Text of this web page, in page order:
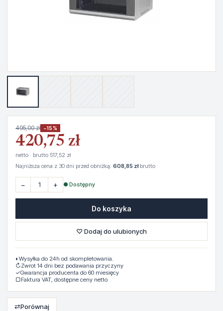
495,00 zł −15%
420,75 zł
netto · brutto 517,52 zł
Najniższa cena z 30 dni przed obniżką: 608,85 złbrutto
− + ● Dostępny
Do koszyka
♡ Dodaj do ulubionych
◐ Wysyłka do 24h od skompletowania.
↻Zwrot 14 dni bez podawania przyczyny
✓Gwarancja producenta do 60 miesięcy
▢Faktura VAT, dostępne ceny netto
⇄Porównaj